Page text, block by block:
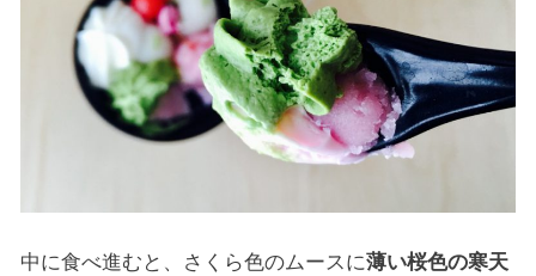
中に食べ進むと、さくら色のムースに薄い桜色の寒天